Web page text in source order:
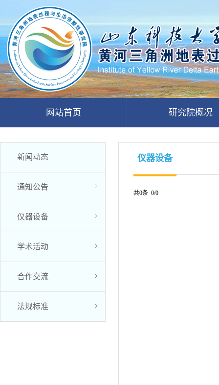
网站首页 研究院概况
新闻动态
通知公告
仪器设备
学术活动
合作交流
法规标准
仪器设备
共0条 0/0